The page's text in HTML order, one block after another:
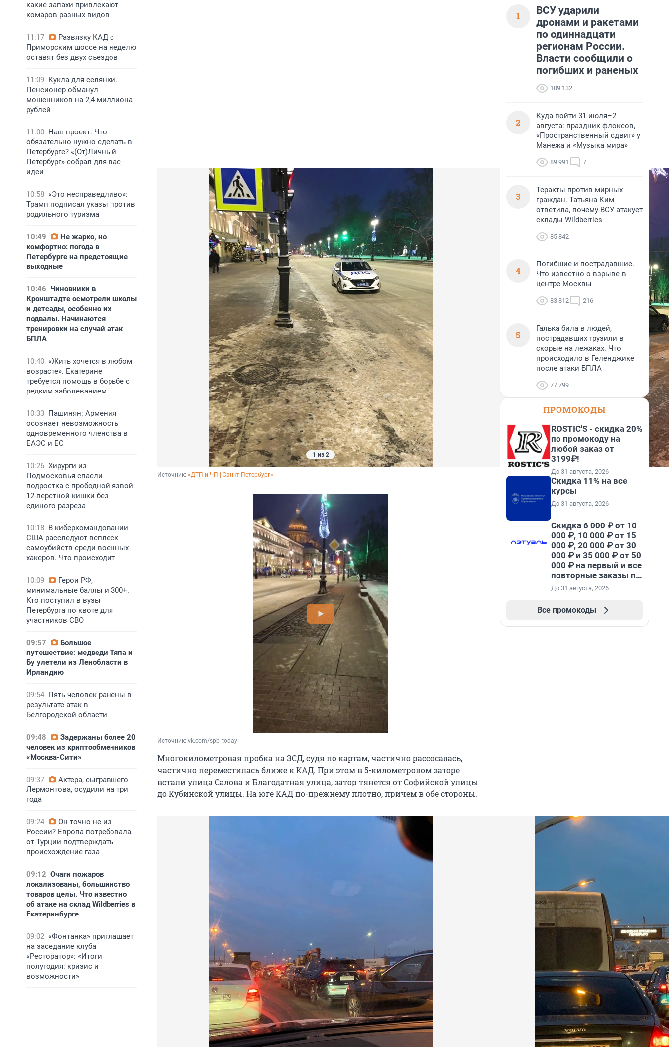
какие запахи привлекают
комаров разных видов
11:17
Развязку КАД с
Приморским шоссе на неделю
оставят без двух съездов
11:09 Кукла для селянки.
Пенсионер обманул
мошенников на 2,4 миллиона
рублей
11:00 Наш проект: Что
обязательно нужно сделать в
Петербурге? «(От)Личный
Петербург» собрал для вас
идеи
10:58 «Это несправедливо»:
Трамп подписал указы против
родильного туризма
10:49
Не жарко, но
комфортно: погода в
Петербурге на предстоящие
выходные
10:46 Чиновники в
Кронштадте осмотрели школы
и детсады, особенно их
подвалы. Начинаются
тренировки на случай атак
БПЛА
10:40 «Жить хочется в любом
возрасте». Екатерине
требуется помощь в борьбе с
редким заболеванием
10:33 Пашинян: Армения
осознает невозможность
одновременного членства в
ЕАЭС и ЕС
10:26 Хирурги из
Подмосковья спасли
подростка с прободной язвой
12-перстной кишки без
единого разреза
10:18 В киберкомандовании
США расследуют всплеск
самоубийств среди военных
хакеров. Что происходит
10:09
Герои РФ,
минимальные баллы и 300+.
Кто поступил в вузы
Петербурга по квоте для
участников СВО
09:57
Большое
путешествие: медведи Тяпа и
Бу улетели из Ленобласти в
Ирландию
09:54 Пять человек ранены в
результате атак в
Белгородской области
09:48
Задержаны более 20
человек из криптообменников
«Москва-Сити»
09:37
Актера, сыгравшего
Лермонтова, осудили на три
года
09:24
Он точно не из
России? Европа потребовала
от Турции подтверждать
происхождение газа
09:12 Очаги пожаров
локализованы, большинство
товаров целы. Что известно
об атаке на склад Wildberries в
Екатеринбурге
09:02 «Фонтанка» приглашает
на заседание клуба
«Ресторатор»: «Итоги
полугодия: кризис и
возможности»
1 из 2
Источник: «ДТП и ЧП | Санкт-Петербург»
Источник: vk.com/spb_today
Многокилометровая пробка на ЗСД, судя по картам, частично рассосалась,
частично переместилась ближе к КАД. При этом в 5-километровом заторе
встали улица Салова и Благодатная улица, затор тянется от Софийской улицы
до Кубинской улицы. На юге КАД по-прежнему плотно, причем в обе стороны.
1
ВСУ ударили
дронами и ракетами
по одиннадцати
регионам России.
Власти сообщили о
погибших и раненых
109 132
2
Куда пойти 31 июля–2
августа: праздник флоксов,
«Пространственный сдвиг» у
Манежа и «Музыка мира»
89 991 7
3
Теракты против мирных
граждан. Татьяна Ким
ответила, почему ВСУ атакует
склады Wildberries
85 842
4
Погибшие и пострадавшие.
Что известно о взрыве в
центре Москвы
83 812 216
5
Галька била в людей,
пострадавших грузили в
скорые на лежаках. Что
происходило в Геленджике
после атаки БПЛА
77 799
ПРОМОКОДЫ
ROSTIC'S - скидка 20%
по промокоду на
любой заказ от
3199₽!
До 31 августа, 2026
Скидка 11% на все
курсы
До 31 августа, 2026
Скидка 6 000 ₽ от 10
000 ₽, 10 000 ₽ от 15
000 ₽, 20 000 ₽ от 30
000 ₽ и 35 000 ₽ от 50
000 ₽ на первый и все
повторные заказы по
промокоду НАБЕРИ
До 31 августа, 2026
Все промокоды